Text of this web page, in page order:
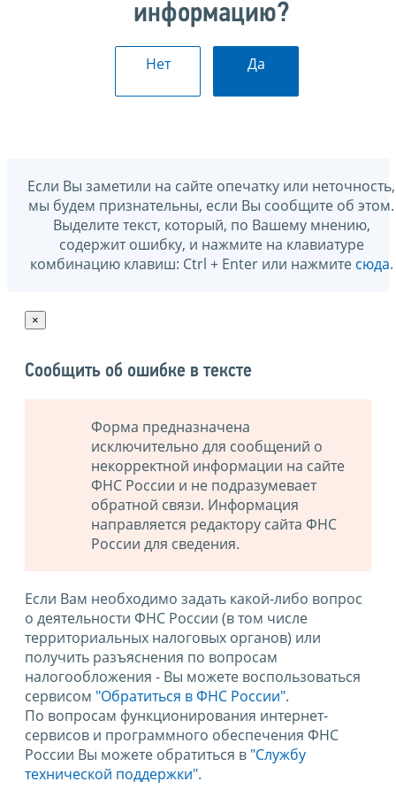
информацию?
Нет Да
Если Вы заметили на сайте опечатку или неточность,
мы будем признательны, если Вы сообщите об этом.
Выделите текст, который, по Вашему мнению,
содержит ошибку, и нажмите на клавиатуре
комбинацию клавиш: Ctrl + Enter или нажмите сюда.
×
Сообщить об ошибке в тексте
Форма предназначена
исключительно для сообщений о
некорректной информации на сайте
ФНС России и не подразумевает
обратной связи. Информация
направляется редактору сайта ФНС
России для сведения.
Если Вам необходимо задать какой-либо вопрос
о деятельности ФНС России (в том числе
территориальных налоговых органов) или
получить разъяснения по вопросам
налогообложения - Вы можете воспользоваться
сервисом "Обратиться в ФНС России".
По вопросам функционирования интернет-
сервисов и программного обеспечения ФНС
России Вы можете обратиться в "Службу
технической поддержки".